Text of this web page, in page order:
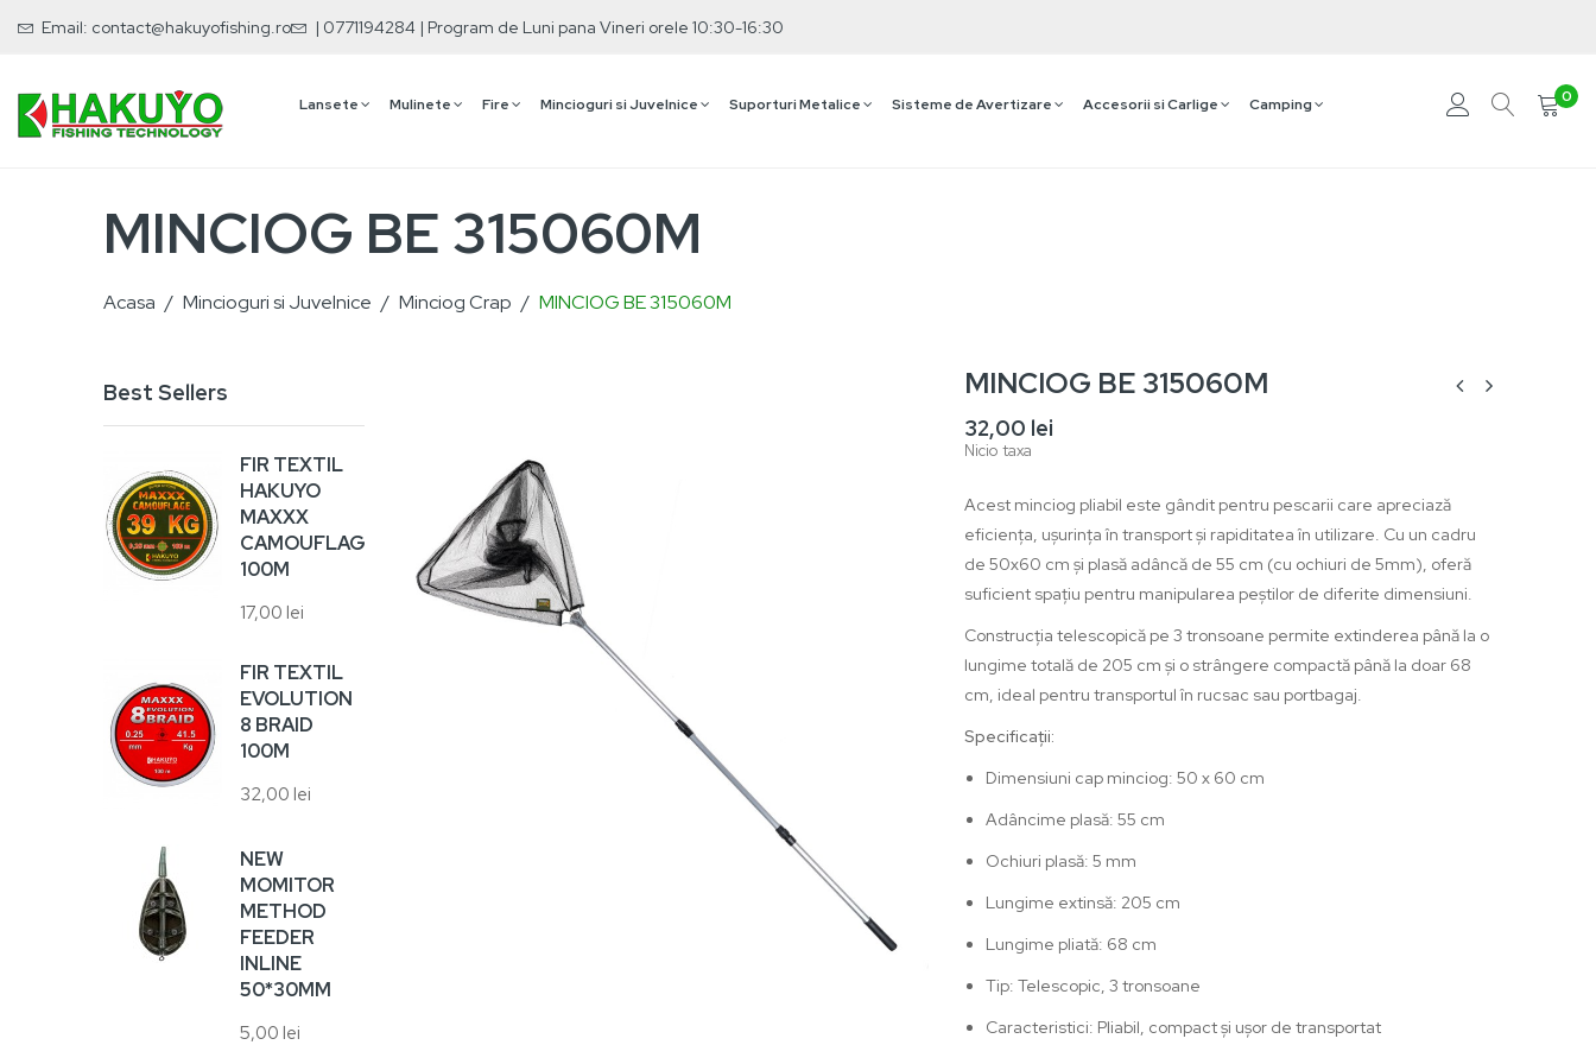
| 0771194284 | Program de Luni pana Vineri orele 10:30-16:30
Email: contact@hakuyofishing.ro
0
Lansete Mulinete Fire Mincioguri si Juvelnice Suporturi Metalice Sisteme de Avertizare Accesorii si Carlige Camping
MINCIOG BE 315060M
Acasa Mincioguri si Juvelnice Minciog Crap MINCIOG BE 315060M
Best Sellers
FIR TEXTIL
HAKUYO
MAXXX
CAMOUFLAGE
100M
17,00 lei
FIR TEXTIL
EVOLUTION
8 BRAID
100M
32,00 lei
NEW
MOMITOR
METHOD
FEEDER
INLINE
50*30MM
5,00 lei
VARTEJ
RAPID
6,00 lei
VARTEJ
MINCIOG BE 315060M
32,00 lei
Nicio taxa
Acest minciog pliabil este gândit pentru pescarii care apreciază
eficiența, ușurința în transport și rapiditatea în utilizare. Cu un cadru
de 50x60 cm și plasă adâncă de 55 cm (cu ochiuri de 5mm), oferă
suficient spațiu pentru manipularea peștilor de diferite dimensiuni.
Construcția telescopică pe 3 tronsoane permite extinderea până la o
lungime totală de 205 cm și o strângere compactă până la doar 68
cm, ideal pentru transportul în rucsac sau portbagaj.
Specificații:
Dimensiuni cap minciog: 50 x 60 cm
Adâncime plasă: 55 cm
Ochiuri plasă: 5 mm
Lungime extinsă: 205 cm
Lungime pliată: 68 cm
Tip: Telescopic, 3 tronsoane
Caracteristici: Pliabil, compact și ușor de transportat